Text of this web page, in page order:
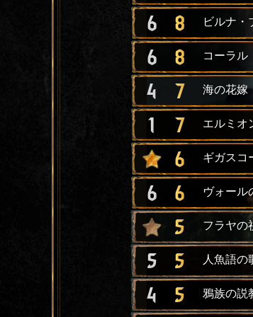
6 8 ビルナ・
6 8 コーラル
4 7 海の花嫁
1 7 エルミオ
6 ギガスコ
6 6 ヴォール
5 フラヤの
5 5 人魚語の
4 5 鴉族の説